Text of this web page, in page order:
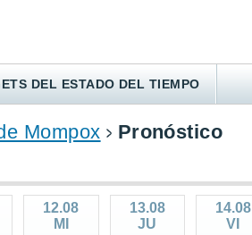
DEL ESTADO DEL TIEMPO
Mompox
Pronóstico
12.08
MI
13.08
JU
14.08
VI